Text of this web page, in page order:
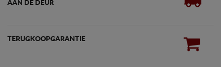
AAN DE DEUR
TERUGKOOPGARANTIE